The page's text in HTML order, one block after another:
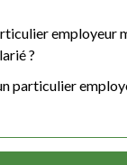
employeur
?
particulier